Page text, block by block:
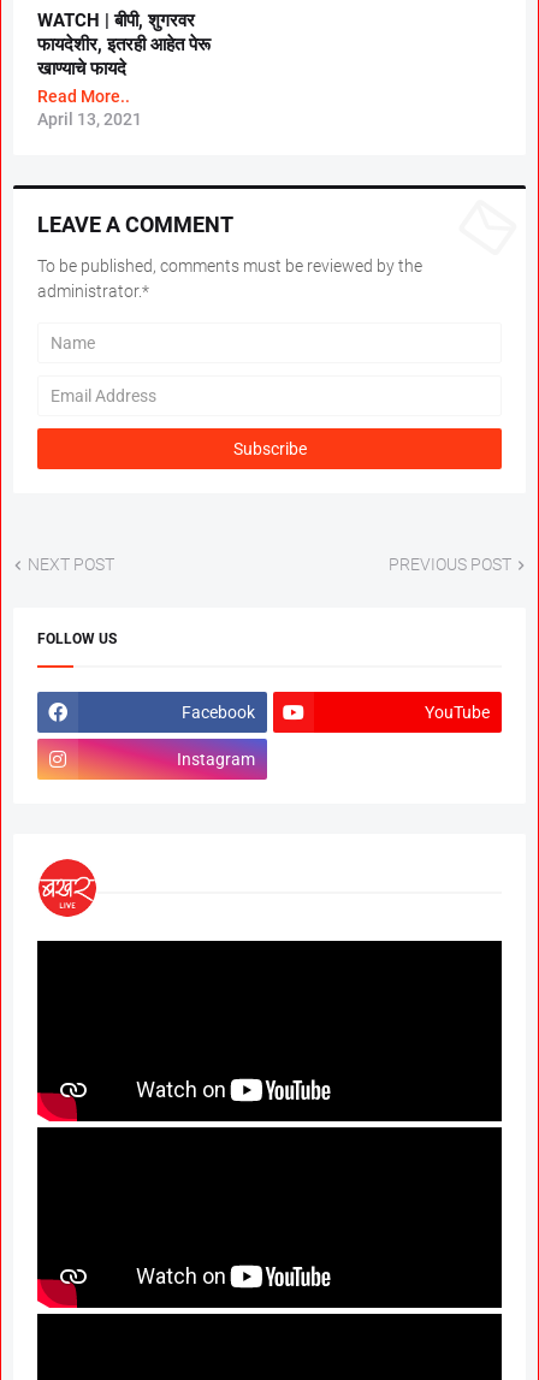
WATCH | बीपी, शुगरवर
फायदेशीर, इतरही आहेत पेरू
खाण्याचे फायदे
Read More..
April 13, 2021
LEAVE A COMMENT
To be published, comments must be reviewed by the
administrator.*
NEXT POST PREVIOUS POST
FOLLOW US
Facebook YouTube
Instagram